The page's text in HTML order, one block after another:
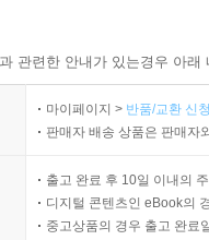
관련한 안내가 있는경우 아
마이페이지 > 반품/교환 신
판매자 배송 상품은 판매자
출고 완료 후 10일 이내의
디지털 콘텐츠인 eBook의
중고상품의 경우 출고 완료